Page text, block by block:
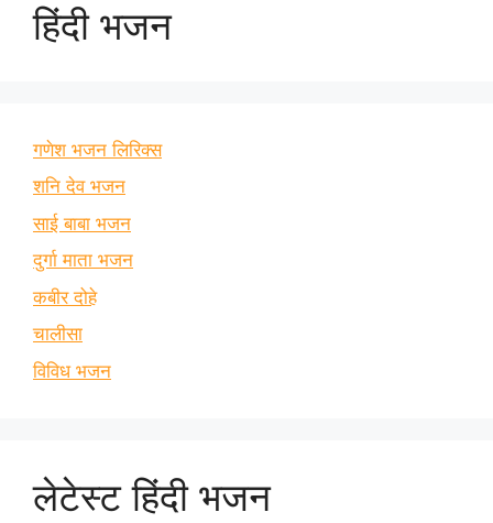
हिंदी भजन
गणेश भजन लिरिक्स
शनि देव भजन
साई बाबा भजन
दुर्गा माता भजन
कबीर दोहे
चालीसा
विविध भजन
लेटेस्ट हिंदी भजन